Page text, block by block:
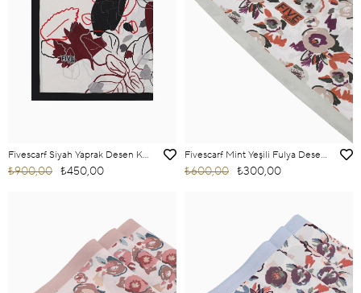
Fivescarf Siyah Yaprak Desen Krep Şal
₺450,00
₺900,00
Fivescarf Mint Yeşili Fulya Desen Krep Şal
₺300,00
₺600,00